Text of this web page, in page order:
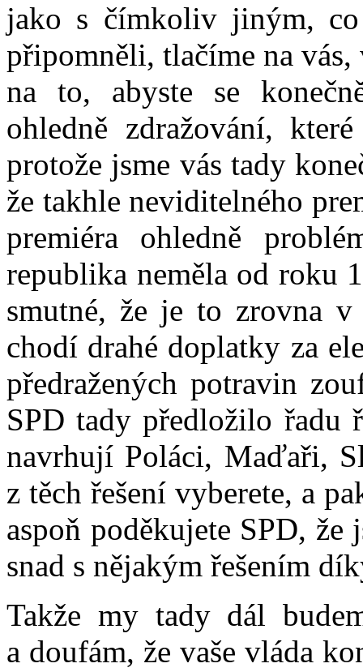
jako s čímkoliv jiným,
připomněli, tlačíme na
na to, abyste se
ohledně zdražování,
protože jsme vás tady
že takhle neviditelného
premiéra ohledně
republika neměla od roku
smutné, že je to zrovna
chodí drahé doplatky za
předražených potravin
SPD tady předložilo řadu
navrhují Poláci, Maďaři,
z těch řešení vyberete, a
aspoň poděkujete SPD,
snad s nějakým řešením
Takže my tady dál
a doufám, že vaše vláda